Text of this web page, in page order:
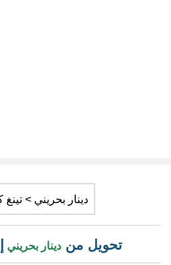
تحويل من دينار بحريني